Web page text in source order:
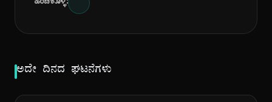
ಹಂಚಿಕೊಳ್ಳಿ:
ಅದೇ ದಿನದ ಘಟನೆಗಳು